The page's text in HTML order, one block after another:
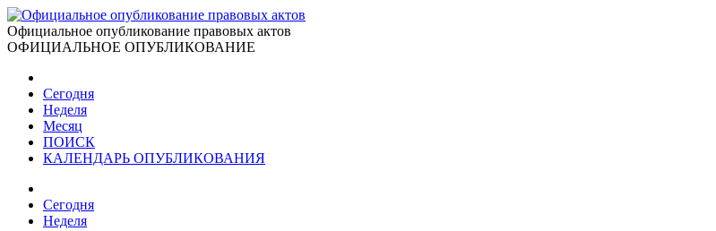
Официальное опубликование правовых актов
ОФИЦИАЛЬНОЕ ОПУБЛИКОВАНИЕ
Сегодня
Неделя
Месяц
ПОИСК
КАЛЕНДАРЬ ОПУБЛИКОВАНИЯ
Сегодня
Неделя